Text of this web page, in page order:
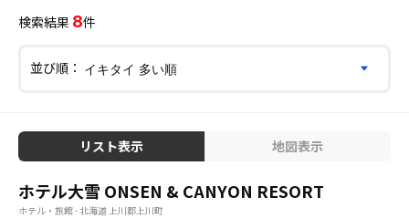
検索結果 8件
並び順：
リスト表示 地図表示
ホテル大雪 ONSEN & CANYON RESORT
ホテル・旅館 - 北海道 上川郡上川町